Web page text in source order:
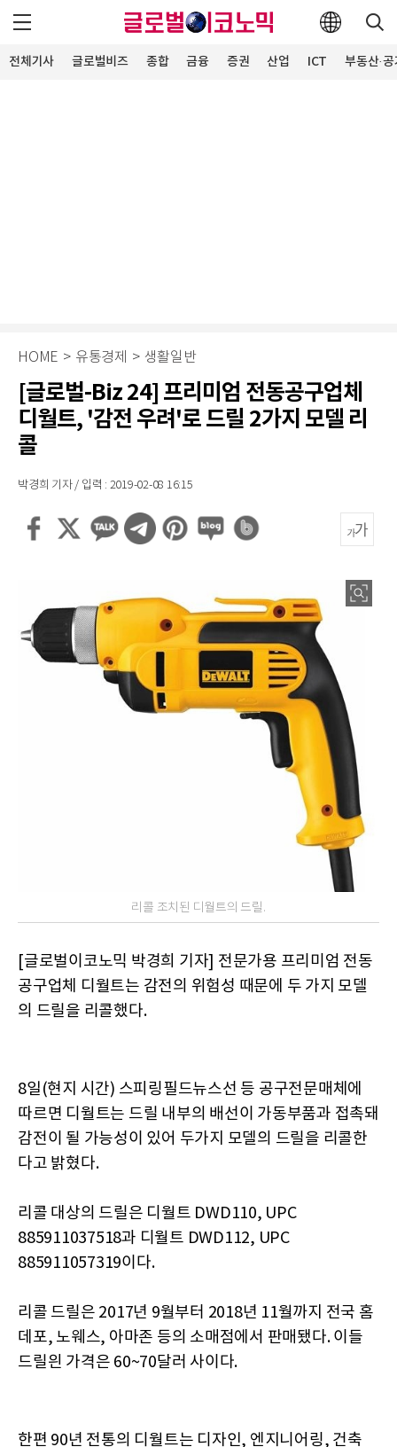
전체기사 글로벌비즈 종합 금융 증권 산업 ICT 부동산·
HOME > 유통경제 > 생활일반
[글로벌-Biz 24] 프리미엄 전동공구업체
디월트, '감전 우려'로 드릴 2가지 모델 리
콜
박경희 기자 / 입력 : 2019-02-08 16:15
리콜 조치된 디월트의 드릴.
[글로벌이코노믹 박경희 기자] 전문가용 프리미엄 전동
공구업체 디월트는 감전의 위험성 때문에 두 가지 모델
의 드릴을 리콜했다.
8일(현지 시간) 스피링필드뉴스선 등 공구전문매체에
따르면 디월트는 드릴 내부의 배선이 가동부품과 접촉돼
감전이 될 가능성이 있어 두가지 모델의 드릴을 리콜한
다고 밝혔다.
리콜 대상의 드릴은 디월트 DWD110, UPC
885911037518과 디월트 DWD112, UPC
885911057319이다.
리콜 드릴은 2017년 9월부터 2018년 11월까지 전국 홈
데포, 노웨스, 아마존 등의 소매점에서 판매됐다. 이들
드릴읜 가격은 60~70달러 사이다.
한편 90년 전통의 디월트는 디자인, 엔지니어링, 건축